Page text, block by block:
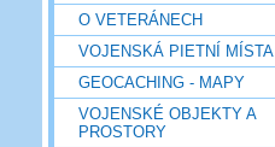
O VETERÁNECH
VOJENSKÁ PIETNÍ MÍSTA
GEOCACHING - MAPY
VOJENSKÉ OBJEKTY A
PROSTORY